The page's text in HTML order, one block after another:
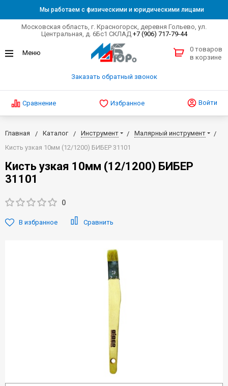
Мы работаем с физическими и юридическими лицами
Московская область, г. Красногорск, деревня Гольево, ул.
Центральная, д. 6Бс1 СКЛАД +7 (906) 717-79-44
Заказать обратный звонок
0 товаров
в корзине
Сравнение Избранное Войти
Главная Каталог Инструмент
Малярный инструмент
Кисть узкая 10мм (12/1200) БИБЕР 31101
Кисть узкая 10мм (12/1200) БИБЕР
31101
0
В избранное Сравнить